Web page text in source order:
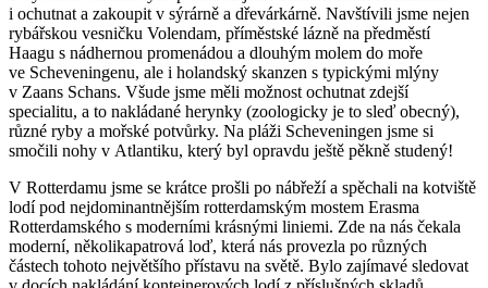
i ochutnat a zakoupit v sýrárně a dřevárkárně. Navštívili jsme nejen
rybářskou vesničku Volendam, příměstské lázně na předměstí
Haagu s nádhernou promenádou a dlouhým molem do moře
ve Scheveningenu, ale i holandský skanzen s typickými mlýny
v Zaans Schans. Všude jsme měli možnost ochutnat zdejší
specialitu, a to nakládané herynky (zoologicky je to sleď obecný),
různé ryby a mořské potvůrky. Na pláži Scheveningen jsme si
smočili nohy v Atlantiku, který byl opravdu ještě pěkně studený!
V Rotterdamu jsme se krátce prošli po nábřeží a spěchali na kotviště
lodí pod nejdominantnějším rotterdamským mostem Erasma
Rotterdamského s moderními krásnými liniemi. Zde na nás čekala
moderní, několikapatrová loď, která nás provezla po různých
částech tohoto největšího přístavu na světě. Bylo zajímavé sledovat